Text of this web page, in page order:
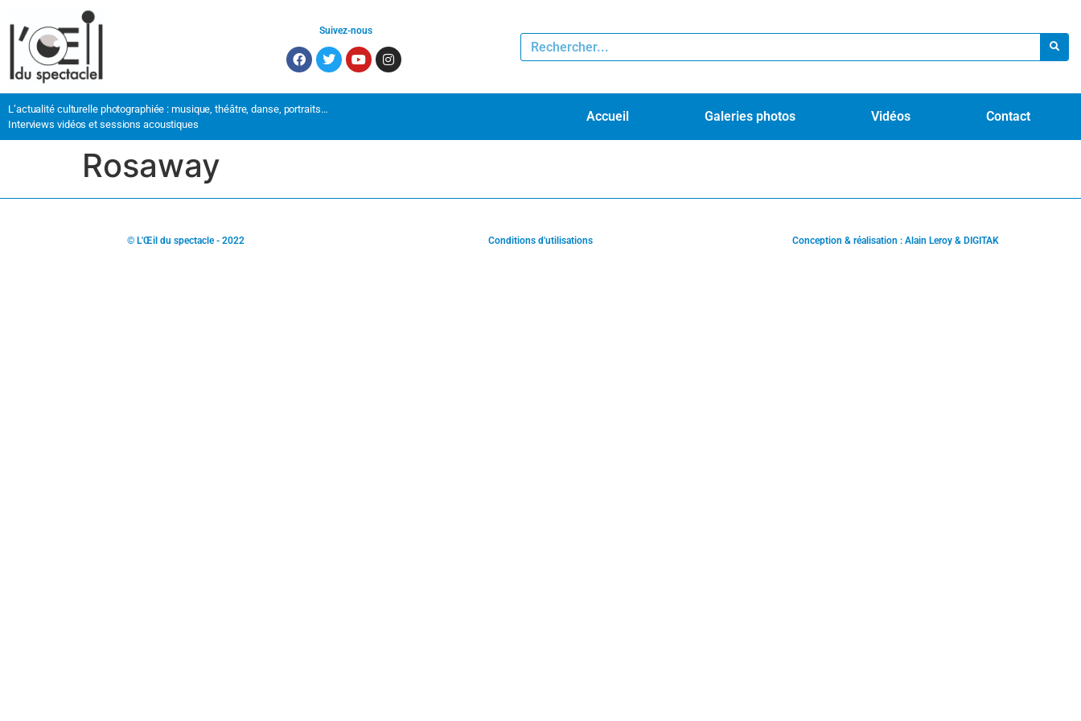
Suivez-nous
L’actualité culturelle photographiée : musique, théâtre, danse, portraits…
Interviews vidéos et sessions acoustiques
Accueil Galeries photos Vidéos Contact
Rosaway
© L'Œil du spectacle - 2022 Conditions d'utilisations Conception & réalisation : Alain Leroy & DIGITAK